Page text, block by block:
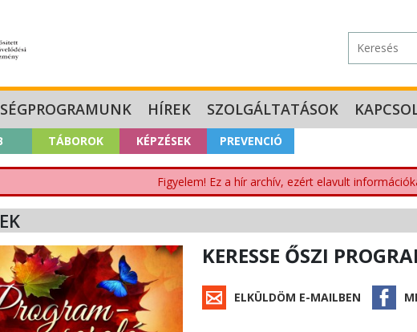
HÍREK SZOLGÁLTATÁSOK
TÁBOROK KÉPZÉSEK PREVENCIÓ
Figyelem! Ez a hír archív, ezért elavult
KERESSE ŐSZI
ELKÜLDÖM E-MAILBEN